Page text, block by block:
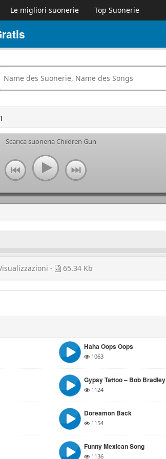
Le migliori suonerie Top Suonerie
Scarica suoneria Children Gun
- 65.34 Kb
Haha Oops Oops
1063
Gypsy Tattoo – Bob Bradley
1124
Doreamon Back
1154
Funny Mexican Song
1136